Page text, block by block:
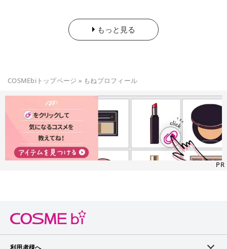
もっと見る
COSMEbiトップページ » もねプロフィール
PR